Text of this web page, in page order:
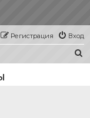
Вход
Регистрация